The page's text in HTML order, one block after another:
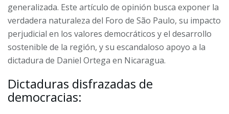
generalizada. Este artículo de opinión busca exponer la
verdadera naturaleza del Foro de São Paulo, su impacto
perjudicial en los valores democráticos y el desarrollo
sostenible de la región, y su escandaloso apoyo a la
dictadura de Daniel Ortega en Nicaragua.
Dictaduras disfrazadas de
democracias: